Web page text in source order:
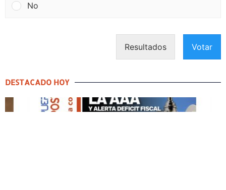
No
Resultados Votar
DESTACADO HOY